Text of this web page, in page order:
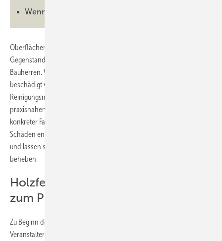
Wenn man das Glas besser austauscht
Oberflächenschäden an Fenstern und Fassaden sind häufig
Gegenstand von Streitigkeiten zwischen Herstellern, Verarbeitern und
Bauherren. Wer trägt die Verantwortung, wenn Beschichtungen
beschädigt werden oder Glasoberflächen korrodieren? Welche
Reinigungsmethoden sind geeignet und welche schädlich? In einem
praxisnahen Seminar werden diese und weitere Fragen anhand
konkreter Fallbeispiele beantwortet. Dabei wird deutlich: Viele
Schäden entstehen durch Unwissenheit oder falsche Behandlung
und lassen sich mit dem richtigen Know-how vermeiden oder
beheben.
Holzfenster: Wenn ‚unbehandelt’
zum Problem wird
Zu Beginn des zuletzt stattgefundenen Seminars hat der Experte und
Veranstalter Claudius Freiberg einen Fall vorgestellt, der die